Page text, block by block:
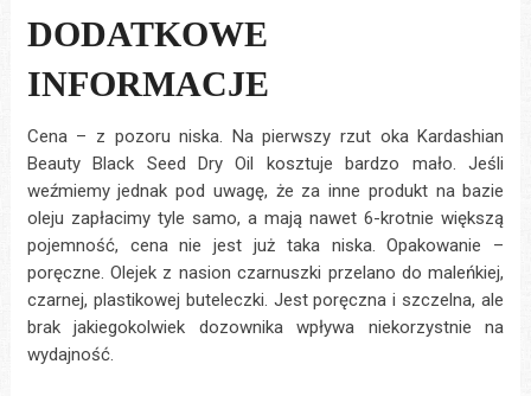
DODATKOWE
INFORMACJE
Cena – z pozoru niska. Na pierwszy rzut oka Kardashian
Beauty Black Seed Dry Oil kosztuje bardzo mało. Jeśli
weźmiemy jednak pod uwagę, że za inne produkt na bazie
oleju zapłacimy tyle samo, a mają nawet 6-krotnie większą
pojemność, cena nie jest już taka niska. Opakowanie –
poręczne. Olejek z nasion czarnuszki przelano do maleńkiej,
czarnej, plastikowej buteleczki. Jest poręczna i szczelna, ale
brak jakiegokolwiek dozownika wpływa niekorzystnie na
wydajność.